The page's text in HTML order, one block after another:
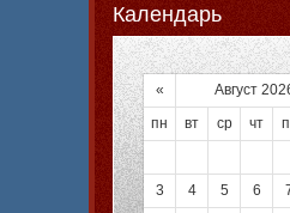
Календарь
« Август
пн
вт ср чт
3
4 5 6